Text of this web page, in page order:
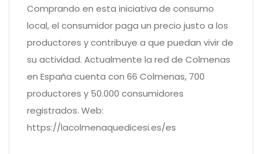
Comprando en esta iniciativa de consumo
local, el consumidor paga un precio justo a los
productores y contribuye a que puedan vivir de
su actividad. Actualmente la red de Colmenas
en España cuenta con 66 Colmenas, 700
productores y 50.000 consumidores
registrados. Web:
https://lacolmenaquedicesi.es/es